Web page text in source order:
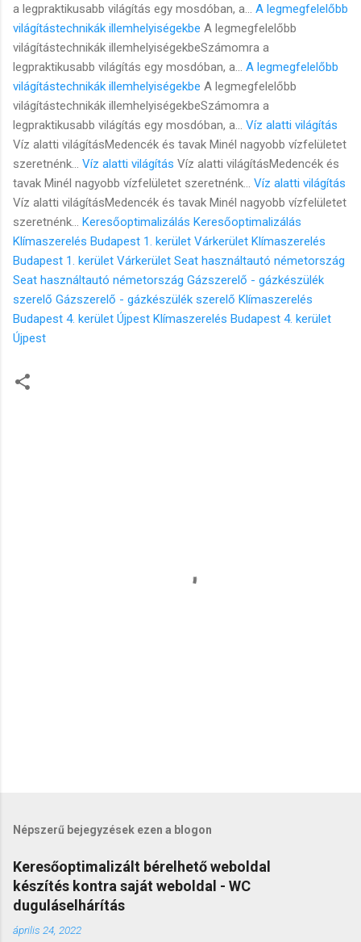
a legpraktikusabb világítás egy mosdóban, a... A legmegfelelőbb
világítástechnikák illemhelyiségekbe A legmegfelelőbb
világítástechnikák illemhelyiségekbeSzámomra a
legpraktikusabb világítás egy mosdóban, a... A legmegfelelőbb
világítástechnikák illemhelyiségekbe A legmegfelelőbb
világítástechnikák illemhelyiségekbeSzámomra a
legpraktikusabb világítás egy mosdóban, a... Víz alatti világítás
Víz alatti világításMedencék és tavak Minél nagyobb vízfelületet
szeretnénk... Víz alatti világítás Víz alatti világításMedencék és
tavak Minél nagyobb vízfelületet szeretnénk... Víz alatti világítás
Víz alatti világításMedencék és tavak Minél nagyobb vízfelületet
szeretnénk... Keresőoptimalizálás Keresőoptimalizálás
Klímaszerelés Budapest 1. kerület Várkerület Klímaszerelés
Budapest 1. kerület Várkerület Seat használtautó németország
Seat használtautó németország Gázszerelő - gázkészülék
szerelő Gázszerelő - gázkészülék szerelő Klímaszerelés
Budapest 4. kerület Újpest Klímaszerelés Budapest 4. kerület
Újpest
Népszerű bejegyzések ezen a blogon
Keresőoptimalizált bérelhető weboldal
készítés kontra saját weboldal - WC
duguláselhárítás
április 24, 2022